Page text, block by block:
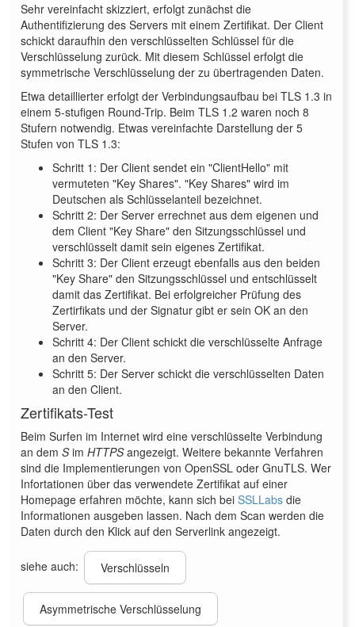
Sehr vereinfacht skizziert, erfolgt zunächst die
Authentifizierung des Servers mit einem Zertifikat. Der Client
schickt daraufhin den verschlüsselten Schlüssel für die
Verschlüsselung zurück. Mit diesem Schlüssel erfolgt die
symmetrische Verschlüsselung der zu übertragenden Daten.
Etwa detaillierter erfolgt der Verbindungsaufbau bei TLS 1.3 in
einem 5-stufigen Round-Trip. Beim TLS 1.2 waren noch 8
Stufern notwendig. Etwas vereinfachte Darstellung der 5
Stufen von TLS 1.3:
Schritt 1: Der Client sendet ein "ClientHello" mit
vermuteten "Key Shares". "Key Shares" wird im
Deutschen als Schlüsselanteil bezeichnet.
Schritt 2: Der Server errechnet aus dem eigenen und
dem Client "Key Share" den Sitzungsschlüssel und
verschlüsselt damit sein eigenes Zertifikat.
Schritt 3: Der Client erzeugt ebenfalls aus den beiden
"Key Share" den Sitzungsschlüssel und entschlüsselt
damit das Zertifikat. Bei erfolgreicher Prüfung des
Zertirfikats und der Signatur gibt er sein OK an den
Server.
Schritt 4: Der Client schickt die verschlüsselte Anfrage
an den Server.
Schritt 5: Der Server schickt die verschlüsselten Daten
an den Client.
Zertifikats-Test
Beim Surfen im Internet wird eine verschlüsselte Verbindung
an dem Sim HTTPSangezeigt. Weitere bekannte Verfahren
sind die Implementierungen von OpenSSL oder GnuTLS. Wer
Infortationen über das verwendete Zertifikat auf einer
Homepage erfahren möchte, kann sich bei SSLLabs die
Informationen ausgeben lassen. Nach dem Scan werden die
Daten durch den Klick auf den Serverlink angezeigt.
siehe auch: Verschlüsseln
Asymmetrische Verschlüsselung